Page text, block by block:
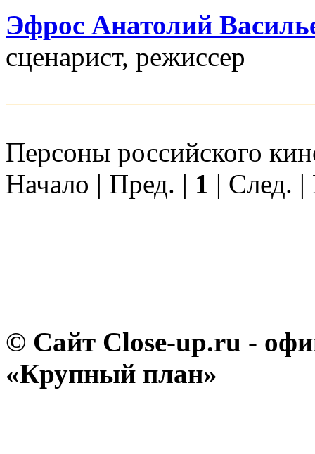
Эфрос Анатолий
сценарист, режисcер
Персоны российского
Начало | Пред. | 1 | След.
© Сайт Close-up.ru -
«Крупный план»